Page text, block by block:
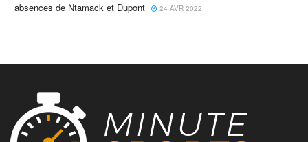
absences de Ntamack et Dupont
24 AVR 2022